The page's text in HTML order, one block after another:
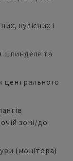
кулісних і
шпинделя та
центрального
зоні/до
(монітора)